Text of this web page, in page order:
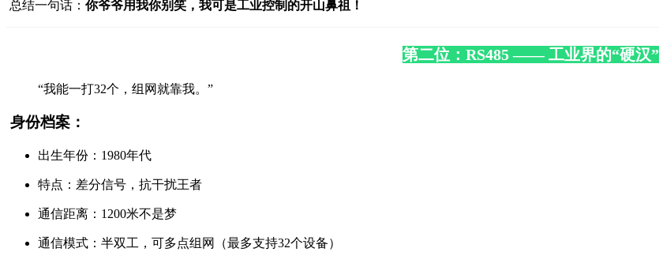
总结一句话： 你爷爷用我你别笑，我可是工业控制的开山鼻祖！
第二位：RS485 —— 工业界的“硬汉”
“我能一打32个，组网就靠我。”
身份档案：
出生年份：1980年代
特点：差分信号，抗干扰王者
通信距离：1200米不是梦
通信模式：半双工，可多点组网（最多支持32个设备）